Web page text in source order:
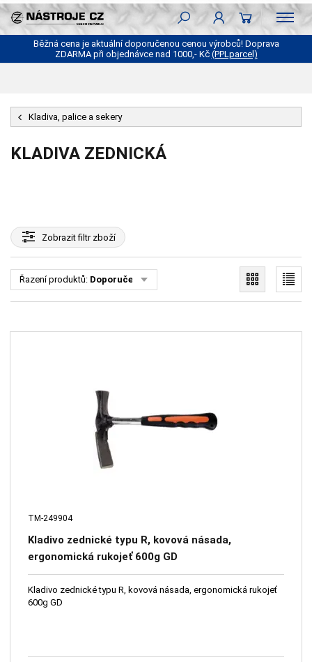
Běžná cena je aktuální doporučenou cenou výrobců! Doprava
ZDARMA při objednávce nad 1000,- Kč (PPLparcel)
Kladiva, palice a sekery
KLADIVA ZEDNICKÁ
Zobrazitfiltr zboží
Řazení produktů: Doporučené
TM-249904
Kladivo zednické typu R, kovová násada,
ergonomická rukojeť 600g GD
Kladivo zednické typu R, kovová násada, ergonomická rukojeť
600g GD